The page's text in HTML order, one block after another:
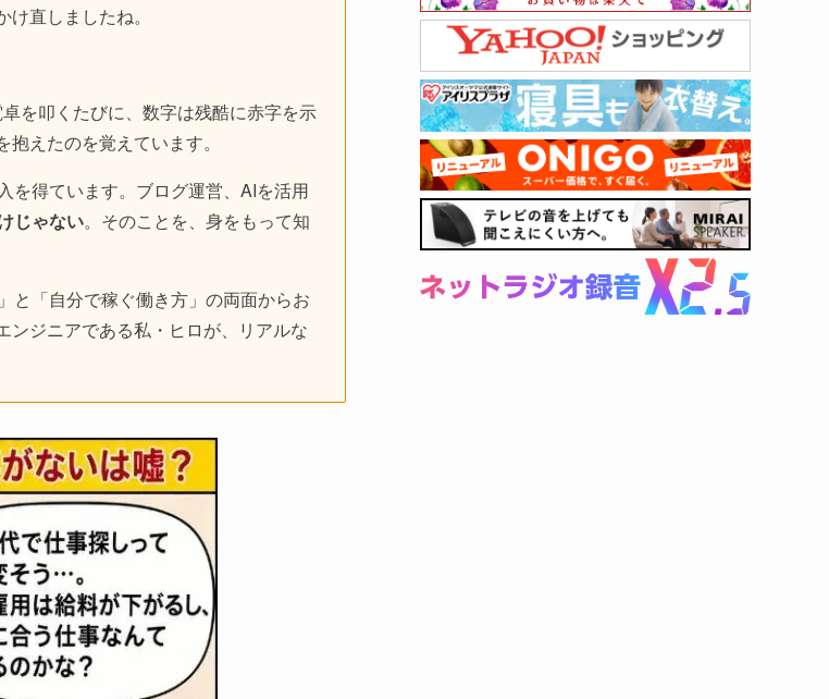
直しましたね。
を叩くたびに、数字は残酷に赤字を示
えたのを覚えています。
を得ています。ブログ運営、AIを活用
じゃない。そのことを、身をもって知
と「自分で稼ぐ働き方」の両面からお
ジニアである私・ヒロが、リアルな